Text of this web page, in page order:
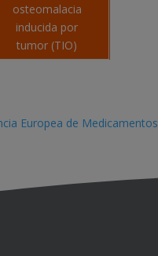
osteomalacia
inducida por
tumor (TIO)
Europea de Medicamentos